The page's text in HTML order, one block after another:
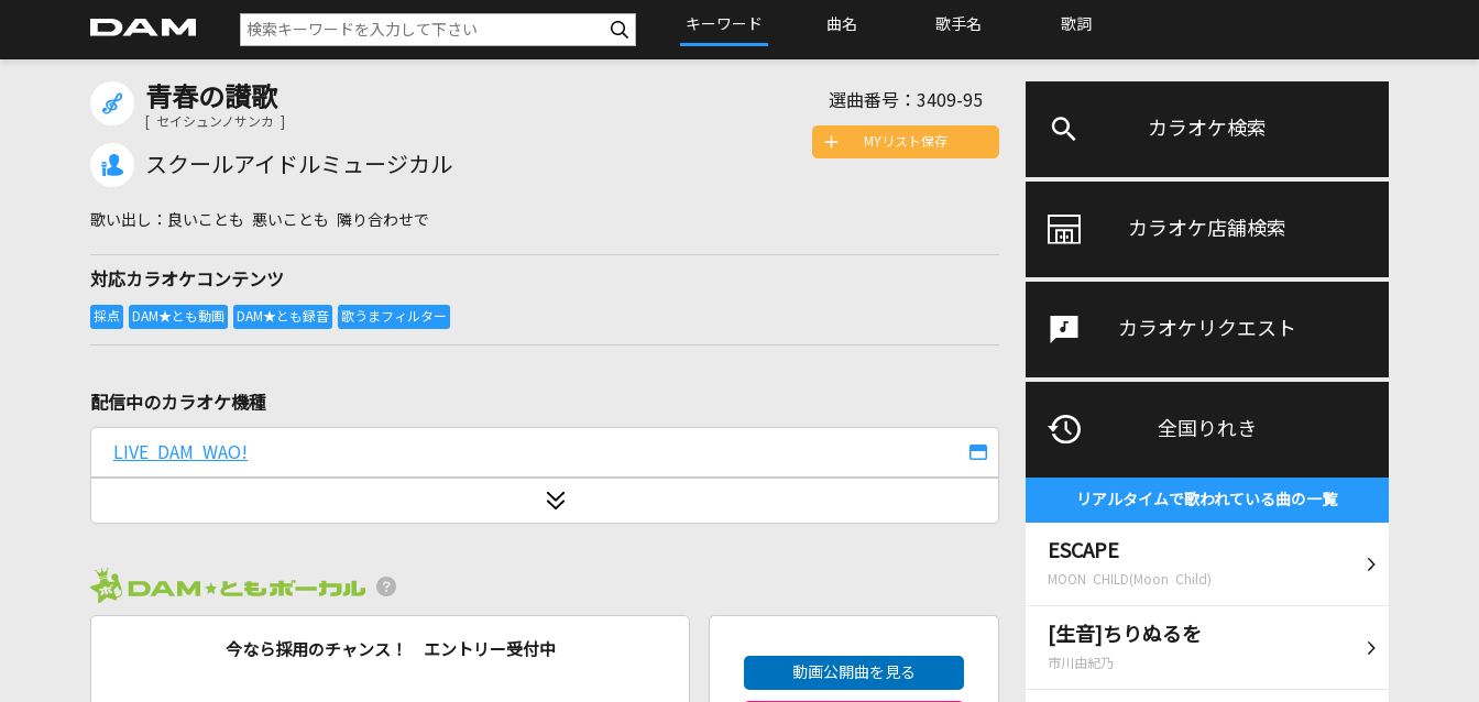
キーワード 曲名 歌手名 歌詞
カラオケ検索
カラオケ店舗検索
カラオケリクエスト
全国りれき
リアルタイムで歌われている曲の一覧
ESCAPE
MOON CHILD(Moon Child)
[生音]ちりぬるを
市川由紀乃
青春の讃歌
[ セイシュンノサンカ ]
スクールアイドルミュージカル
選曲番号： 3409-95
良いことも 悪いことも 隣り合わせで
対応カラオケコンテンツ
MYリスト保存
配信中のカラオケ機種
LIVE DAM WAO!
今なら採用のチャンス！ エントリー受付中
動画公開曲を見る